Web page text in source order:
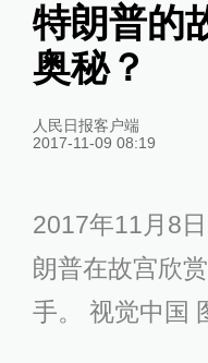
特朗普的
奥秘？
人民日报客户端
2017-11-09 08:19
2017年11月8
朗普在故宫欣
手。 视觉中国